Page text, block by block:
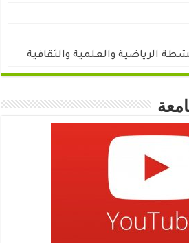
الرياضية والعلمية والثقافية